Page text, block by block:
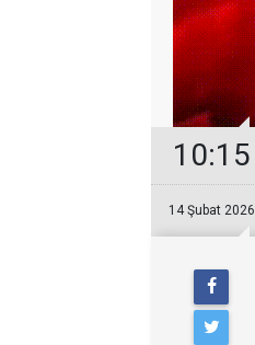
10:15
14 Şubat 2026